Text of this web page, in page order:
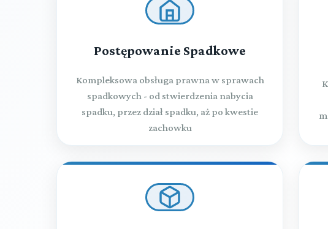
Postępowanie Spadkowe
Kompleksowa obsługa prawna w sprawach
spadkowych - od stwierdzenia nabycia
spadku, przez dział spadku, aż po kwestie
zachowku